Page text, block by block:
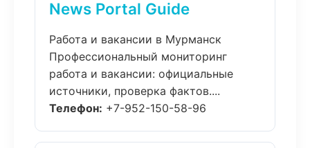
News Portal Guide
Работа и вакансии в Мурманск
Профессиональный мониторинг
работа и вакансии: официальные
источники, проверка фактов....
Телефон: +7-952-150-58-96